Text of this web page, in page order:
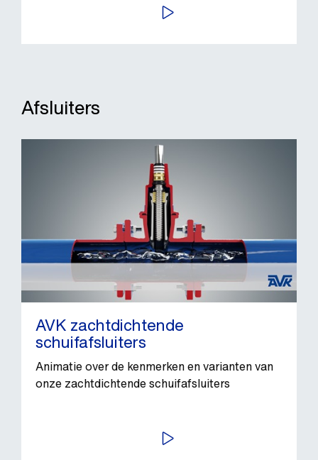
BEKIJK VIDEO
Afsluiters
AVK zachtdichtende
schuifafsluiters
Animatie over de kenmerken en varianten van
onze zachtdichtende schuifafsluiters
BEKIJK VIDEO